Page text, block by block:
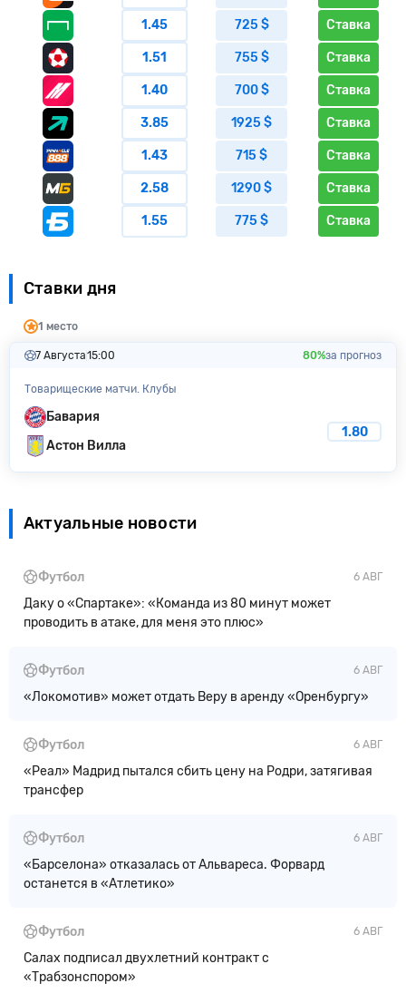
1.45 725 $ Ставка
1.51 755 $ Ставка
1.40 700 $ Ставка
3.85 1925 $ Ставка
1.43 715 $ Ставка
2.58 1290 $ Ставка
1.55 775 $ Ставка
Ставки дня
1 место
7 Августа15:00 80%за прогноз
Товарищеские матчи. Клубы
Бавария
Астон Вилла
1.80
Актуальные новости
6 АВГ
Футбол
Даку о «Спартаке»: «Команда из 80 минут может
проводить в атаке, для меня это плюс»
6 АВГ
Футбол
«Локомотив» может отдать Веру в аренду «Оренбургу»
6 АВГ
Футбол
«Реал» Мадрид пытался сбить цену на Родри, затягивая
трансфер
6 АВГ
Футбол
«Барселона» отказалась от Альвареса. Форвард
останется в «Атлетико»
6 АВГ
Футбол
Салах подписал двухлетний контракт с
«Трабзонспором»